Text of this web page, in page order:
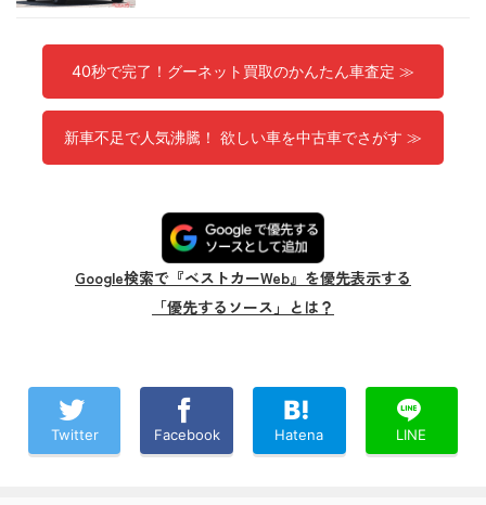
40秒で完了！グーネット買取のかんたん車査定 ≫
新車不足で人気沸騰！ 欲しい車を中古車でさがす ≫
Google検索で『ベストカーWeb』を優先表示する
「優先するソース」とは？
Twitter Facebook Hatena LINE